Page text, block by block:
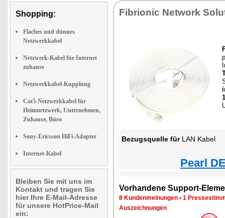
Shopping:
Flaches und dünnes
Netzwerkkabel
Netzwerk-Kabel für Internet
zuhause
Netzwerkkabel-Kupplung
Cat5-Netzwerkkabel für
Heimnetzwerk, Unternehmen,
Zuhause, Büro
Sony-Ericsson HiFi-Adapter
Internet-Kabel
Bleiben Sie mit uns im
Kontakt und tragen Sie
hier Ihre E-Mail-Adresse
für unsere HotPrice-Mail
ein:
Fibrionic Network
Bezugsquelle fürLAN Kabel
Pearl
Vorhandene Support-
8 Kundenmeinungen • 1
Auszeichnungen